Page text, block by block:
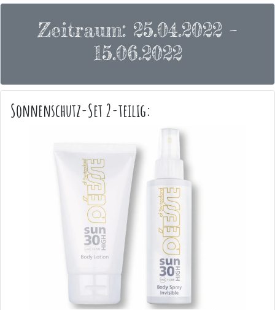
Zeitraum: 25.04.2022 –
15.06.2022
Sonnenschutz-Set 2-teilig: